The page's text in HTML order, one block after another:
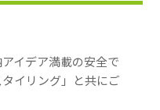
イデア満載の安全で
イリング」と共にご